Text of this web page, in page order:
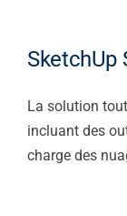
SketchUp
La solution
incluant des
charge des